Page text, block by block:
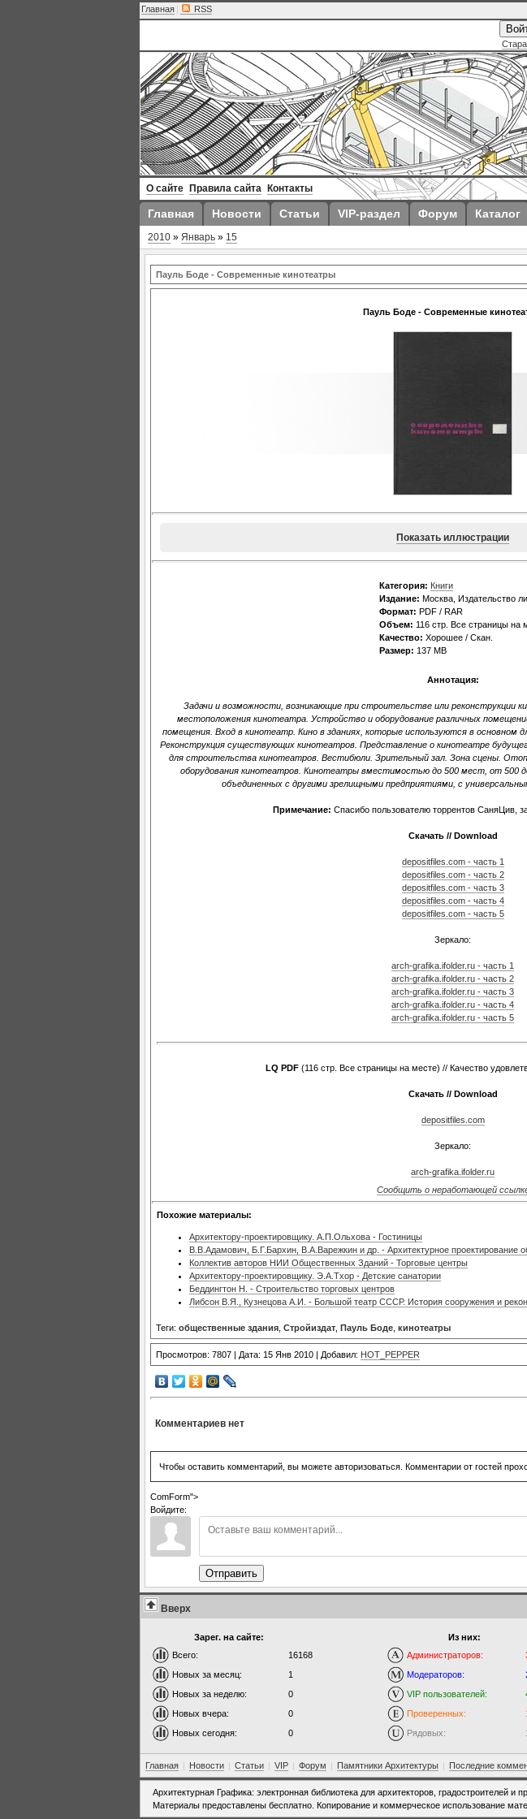
Главная | RSS
О сайте Правила сайта Контакты
Главная Новости Статьи VIP-раздел Форум Каталог
2010 » Январь » 15
Пауль Боде - Современные кинотеатры
Пауль Боде - Современные
Показать иллюстрации
Категория: Книги
Издание: Москва, Издательство
Формат: PDF / RAR
Объем: 116 стр. Все страницы на
Качество: Хорошее / Скан.
Размер: 137 MB
Аннотация:
Задачи и возможности, возникающие при строительстве или реконструкции
местоположения кинотеатра. Устройство и оборудование различных
помещения. Вход в кинотеатр. Кино в зданиях, которые используются в основном
Реконструкция существующих кинотеатров. Представление о кинотеатре
для строительства кинотеатров. Вестибюли. Зрительный зал. Зона сцены.
оборудования кинотеатров. Кинотеатры вместимостью до 500 мест, от 500
объединенных с другими зрелищными предприятиями, с
Примечание: Спасибо пользователю торрентов СаняЦив,
Скачать // Download
depositfiles.com - часть 1
depositfiles.com - часть 2
depositfiles.com - часть 3
depositfiles.com - часть 4
depositfiles.com - часть 5
Зеркало:
arch-grafika.ifolder.ru - часть 1
arch-grafika.ifolder.ru - часть 2
arch-grafika.ifolder.ru - часть 3
arch-grafika.ifolder.ru - часть 4
arch-grafika.ifolder.ru - часть 5
LQ PDF (116 стр. Все страницы на месте) // Качество
Скачать // Download
depositfiles.com
Зеркало:
arch-grafika.ifolder.ru
Сообщить о неработающей
Похожие материалы:
Архитектору-проектировщику. А.П.Ольхова - Гостиницы
В.В.Адамович, Б.Г.Бархин, В.А.Варежкин и др. - Архитектурное проектирование
Коллектив авторов НИИ Общественных Зданий - Торговые центры
Архитектору-проектировщику. Э.А.Тхор - Детские санатории
Беддингтон Н. - Строительство торговых центров
Либсон В.Я., Кузнецова А.И. - Большой театр СССР. История сооружения и
Теги: общественные здания Стройиздат Пауль Боде кинотеатры
Просмотров: 7807 | Дата: 15 Янв 2010 | Добавил: HOT_PEPPER
Комментариев нет
Чтобы оставить комментарий, вы можете авторизоваться. Комментарии от гостей
ComForm">
Войдите:
Отправить
Вверх
Зарег. на сайте:
Всего:
16168
Новых за месяц:
1
Новых за неделю:
0
Новых вчера:
0
Новых сегодня:
0
Из них:
Администраторов:
Модераторов:
VIP пользователей:
Проверенных:
Рядовых:
Главная | Новости | Статьи | VIP | Форум | Памятники Архитектуры | Последние
Архитектурная Графика: электронная библиотека для архитекторов, градостроителей и
Материалы предоставлены бесплатно. Копирование и коммерческое использование